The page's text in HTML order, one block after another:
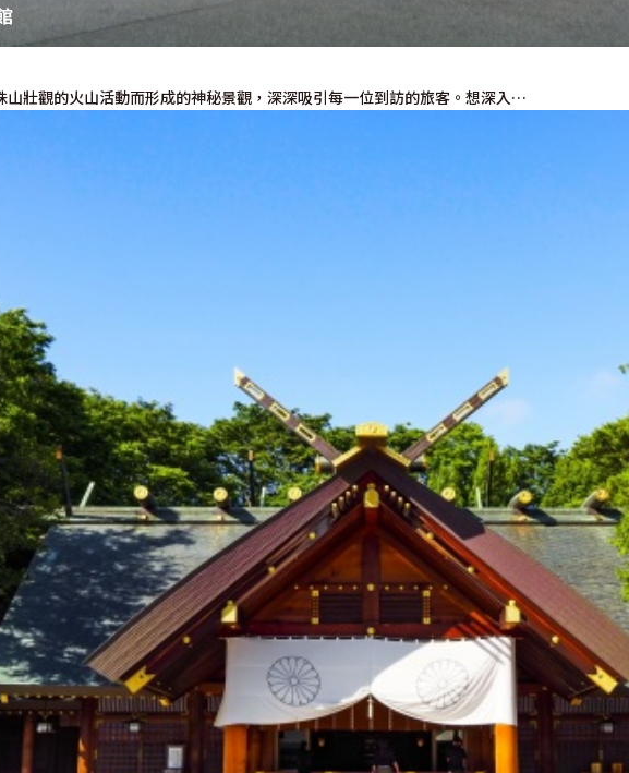
山壯觀的火山活動而形成的神秘景觀，深深吸引每一位到訪的旅客。想深入…